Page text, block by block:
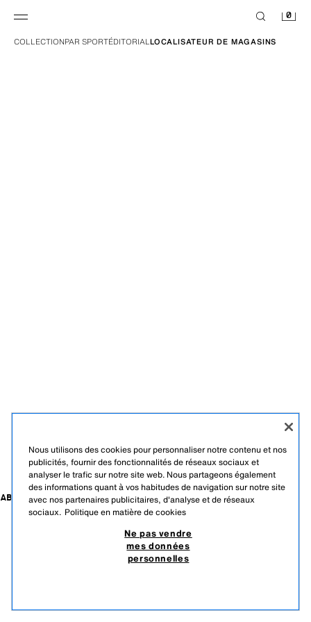
0
COLLECTIONPAR SPORTÉDITORIALLOCALISATEUR DE MAGASINS
ABONNEZ-VOUS À NOTRE NEWSLETTER
Nous utilisons des cookies pour personnaliser notre contenu et nos
publicités, fournir des fonctionnalités de réseaux sociaux et
analyser le trafic sur notre site web. Nous partageons également
des informations quant à vos habitudes de navigation sur notre site
avec nos partenaires publicitaires, d'analyse et de réseaux
sociaux. Politique en matière de cookies
Ne pas vendre
mes données
personnelles